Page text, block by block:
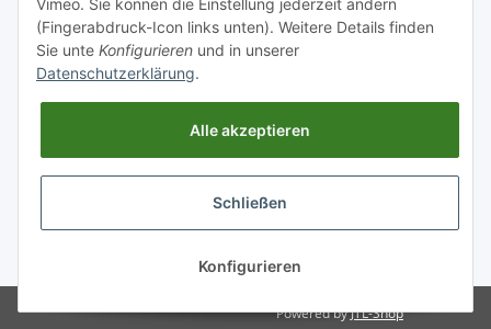
Informationen
Gesetzliche Informationen
* Alle Preise inkl. gesetzlicher USt., zzgl. Versand
Powered byJTL-Shop
Vimeo. Sie können die Einstellung jederzeit ändern
(Fingerabdruck-Icon links unten). Weitere Details finden
Sie unte Konfigurieren und in unserer
Datenschutzerklärung.
Alle akzeptieren
Schließen
Konfigurieren